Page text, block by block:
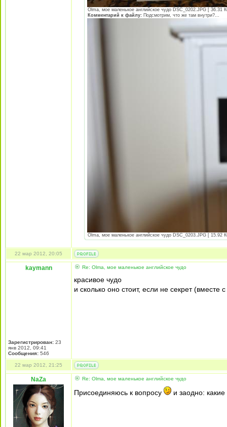
Olma, мое маленькое английское чудо DSC_0202.JPG [ 36.31
Комментарий к файлу: Подсмотрим, что же там внутри?...
Olma, мое маленькое английское чудо DSC_0203.JPG [ 15.92
22 мар 2012, 20:05
kaymann
Зарегистрирован: 23
янв 2012, 09:41
Сообщения: 546
Re: Olma, мое маленькое английское чудо
красивое чудо
и сколько оно стоит, если не секрет (вместе
22 мар 2012, 21:25
NaZa Re: Olma, мое маленькое английское чудо
Присоединяюсь к вопросу и заодно: